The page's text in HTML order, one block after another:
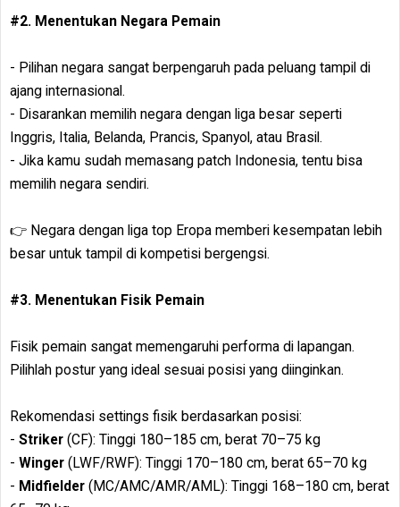
#2. Menentukan Negara Pemain
- Pilihan negara sangat berpengaruh pada peluang tampil di
ajang internasional.
- Disarankan memilih negara dengan liga besar seperti
Inggris, Italia, Belanda, Prancis, Spanyol, atau Brasil.
- Jika kamu sudah memasang patch Indonesia, tentu bisa
memilih negara sendiri.
👉 Negara dengan liga top Eropa memberi kesempatan lebih
besar untuk tampil di kompetisi bergengsi.
#3. Menentukan Fisik Pemain
Fisik pemain sangat memengaruhi performa di lapangan.
Pilihlah postur yang ideal sesuai posisi yang diinginkan.
Rekomendasi settings fisik berdasarkan posisi:
- Striker (CF): Tinggi 180–185 cm, berat 70–75 kg
- Winger (LWF/RWF): Tinggi 170–180 cm, berat 65–70 kg
- Midfielder (MC/AMC/AMR/AML): Tinggi 168–180 cm, berat